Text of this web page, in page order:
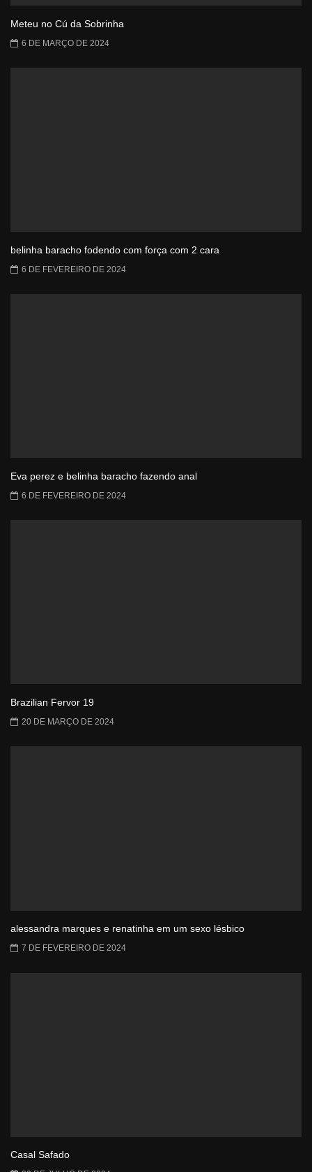
Meteu no Cú da Sobrinha
6 DE MARÇO DE 2024
belinha baracho fodendo com força com 2 cara
6 DE FEVEREIRO DE 2024
Eva perez e belinha baracho fazendo anal
6 DE FEVEREIRO DE 2024
Brazilian Fervor 19
20 DE MARÇO DE 2024
alessandra marques e renatinha em um sexo lésbico
7 DE FEVEREIRO DE 2024
Casal Safado